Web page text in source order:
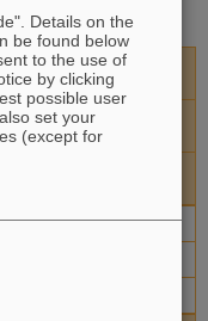
Details on the
be found below
to the use of
by clicking
possible user
set your
(except for